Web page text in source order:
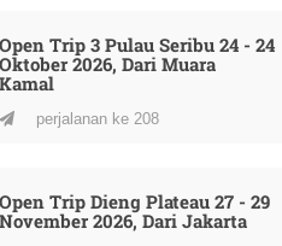
Open Trip 3 Pulau Seribu 24 - 24
Oktober 2026, Dari Muara
Kamal
perjalanan ke 208
Open Trip Dieng Plateau 27 - 29
November 2026, Dari Jakarta